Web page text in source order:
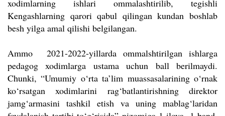
xodimlarning ishlari ommalashtirilib, tegishli
Kengashlarning qarori qabul qilingan kundan boshlab
besh yilga amal qilishi belgilangan.
Ammo 2021-2022-yillarda ommalshtirilgan ishlarga
pedagog xodimlarga ustama uchun ball berilmaydi.
Chunki, “Umumiy o‘rta ta’lim muassasalarining o‘rnak
ko‘rsatgan xodimlarini rag‘batlantirishning direktor
jamg‘armasini tashkil etish va uning mablag‘laridan